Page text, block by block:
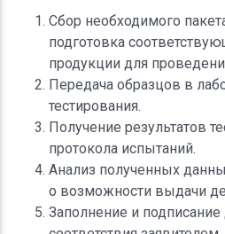
Сбор необходимого
подготовка
продукции для
Передача образцов в
тестирования.
Получение результатов
протокола испытаний.
Анализ полученных
о возможности выдачи
Заполнение и